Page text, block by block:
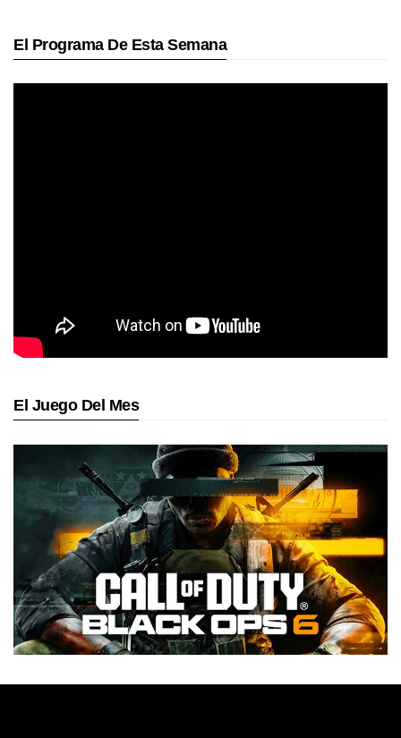
El Programa De Esta Semana
El Juego Del Mes